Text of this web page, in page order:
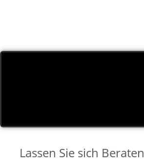
Lassen Sie sich Beraten